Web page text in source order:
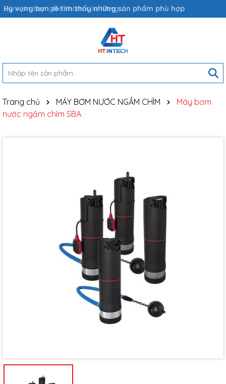
Hy vọng bạn sẽ tìm thấy những sản phẩm phù hợp
Trang chủ MÁY BƠM NƯỚC NGẦM CHÌM
Máy bơm
nước ngầm chìm SBA